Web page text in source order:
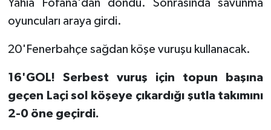
Yahia Fofana'dan döndü. Sonrasında savunma
oyuncuları araya girdi.
20'Fenerbahçe sağdan köşe vuruşu kullanacak.
16'GOL! Serbest vuruş için topun başına
geçen Laçi sol köşeye çıkardığı şutla takımını
2-0 öne geçirdi.